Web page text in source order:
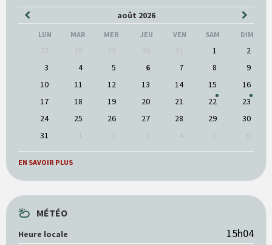
août 2026
précédent
LUN MAR MER JEU VEN SAM DIM
calendrier
1
2
3
4 5 6 7 8
9
10
11 12 13 14 15
16
17
18 19 20 21 22
23
24
25 26 27 28 29
30
31
Agenda
EN SAVOIR PLUS
MÉTÉO
Heure locale 15h04